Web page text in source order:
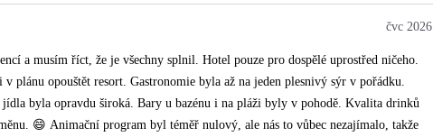
čvc 2026
a musím říct, že je všechny splnil. Hotel pouze pro dospělé uprostřed ničeho.
byla až na jeden plesnivý sýr v pořádku.
i na pláži byly v pohodě. Kvalita drinků
nezajímalo, takže